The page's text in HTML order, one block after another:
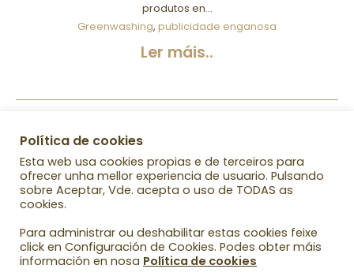
produtos en…
Greenwashing, publicidade enganosa
Ler máis..
1 2
Política de cookies
Esta web usa cookies propias e de terceiros para
ofrecer unha mellor experiencia de usuario. Pulsando
sobre Aceptar, Vde. acepta o uso de TODAS as
cookies.
Para administrar ou deshabilitar estas cookies feixe
click en Configuración de Cookies. Podes obter máis
información en nosa Política de cookies